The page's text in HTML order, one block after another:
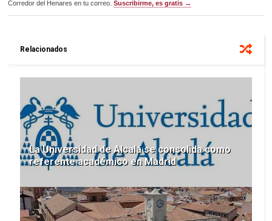
Corredor del Henares en tu correo.Suscribirme, es gratis →
Relacionados
La Universidad de Alcalá se consolida como
referente académico en Madrid